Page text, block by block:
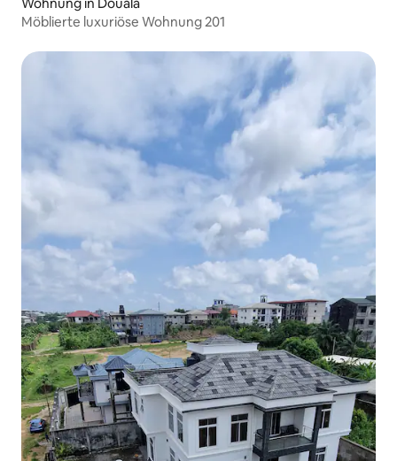
Möblierte luxuriöse Wohnung 201